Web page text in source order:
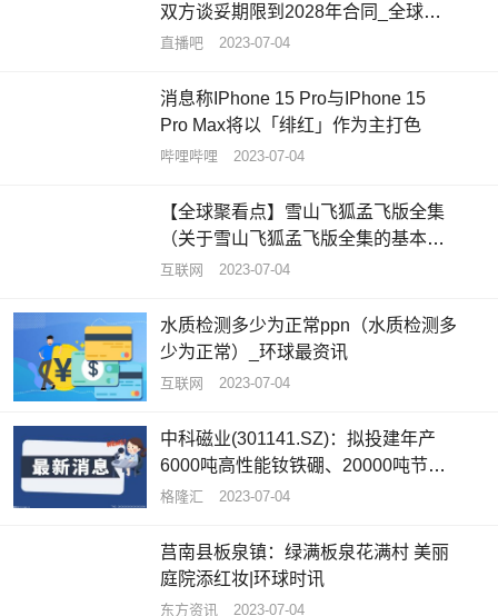
双方谈妥期限到2028年合同_全球要
闻
直播吧 2023-07-04
消息称IPhone 15 Pro与IPhone 15
Pro Max将以「绯红」作为主打色
哔哩哔哩 2023-07-04
【全球聚看点】雪山飞狐孟飞版全集
（关于雪山飞狐孟飞版全集的基本详
情介绍）
互联网 2023-07-04
水质检测多少为正常ppn（水质检测多
少为正常）_环球最资讯
互联网 2023-07-04
中科磁业(301141.SZ)：拟投建年产
6000吨高性能钕铁硼、20000吨节能
电机磁瓦及1500吨粘结磁项目_全球
格隆汇 2023-07-04
莒南县板泉镇：绿满板泉花满村 美丽
庭院添红妆|环球时讯
东方资讯 2023-07-04